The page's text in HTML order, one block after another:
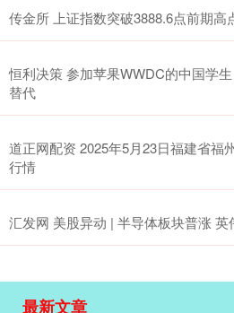
传金所 上证指数突破3888.6点前期高
恒利决策 参加苹果WWDC的中国学
替代
道正网配资 2025年5月23日福建省福
行情
汇发网 美股异动 | 半导体板块普涨
最新文章